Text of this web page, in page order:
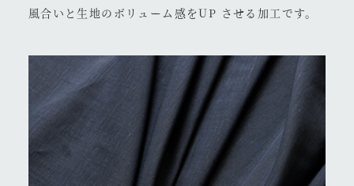
風合いと生地のボリューム感をUP させる加工です。